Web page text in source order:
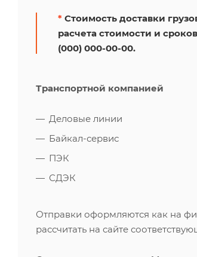
* Стоимость доставки
расчета стоимости и
(000) 000-00-00.
Транспортной компанией
Деловые линии
Байкал-сервис
ПЭК
СДЭК
Отправки оформляются как на
рассчитать на сайте